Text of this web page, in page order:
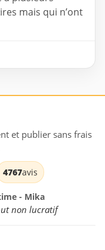
mais qui n’ont
et publier sans frais
4767avis
- Mika
non lucratif